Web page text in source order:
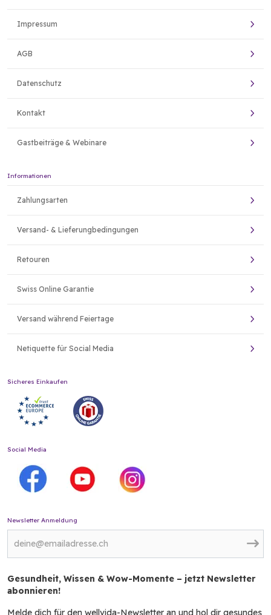
Impressum
AGB
Datenschutz
Kontakt
Gastbeiträge & Webinare
Informationen
Zahlungsarten
Versand- & Lieferungbedingungen
Retouren
Swiss Online Garantie
Versand während Feiertage
Netiquette für Social Media
Sicheres Einkaufen
Social Media
Newsletter Anmeldung
Gesundheit, Wissen & Wow-Momente – jetzt Newsletter
abonnieren!